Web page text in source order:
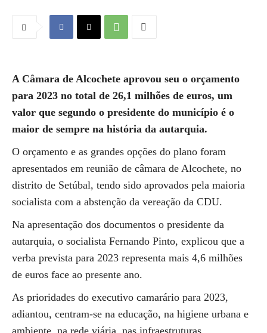
A Câmara de Alcochete aprovou seu o orçamento
para 2023 no total de 26,1 milhões de euros, um
valor que segundo o presidente do município é o
maior de sempre na história da autarquia.
O orçamento e as grandes opções do plano foram
apresentados em reunião de câmara de Alcochete, no
distrito de Setúbal, tendo sido aprovados pela maioria
socialista com a abstenção da vereação da CDU.
Na apresentação dos documentos o presidente da
autarquia, o socialista Fernando Pinto, explicou que a
verba prevista para 2023 representa mais 4,6 milhões
de euros face ao presente ano.
As prioridades do executivo camarário para 2023,
adiantou, centram-se na educação, na higiene urbana e
ambiente, na rede viária, nas infraestruturas